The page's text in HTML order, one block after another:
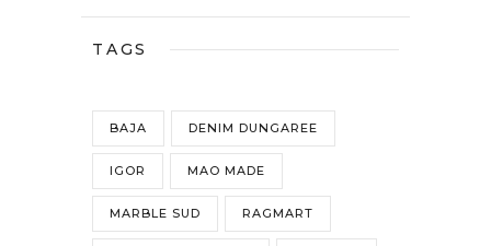
TAGS
BAJA DENIM DUNGAREE
IGOR MAO MADE
MARBLE SUD RAGMART